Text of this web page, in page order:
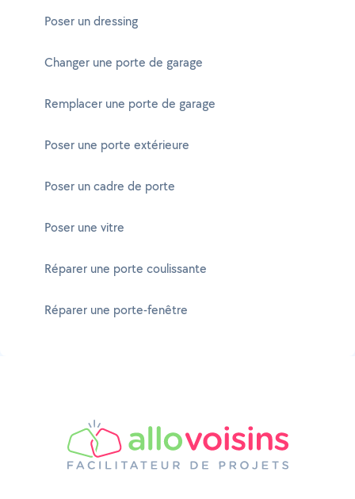
Poser un dressing
Changer une porte de garage
Remplacer une porte de garage
Poser une porte extérieure
Poser un cadre de porte
Poser une vitre
Réparer une porte coulissante
Réparer une porte-fenêtre